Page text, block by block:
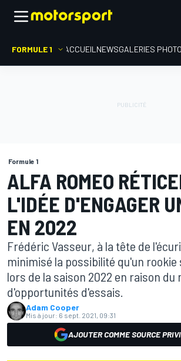
FORMULE 1 ACCUEIL NEWSGALERIES PHOTO
Formule 1
ALFA ROMEO
L'IDÉE D'ENGAGER
EN 2022
Frédéric Vasseur, à la tête de
minimisé la possibilité qu'un rookie
lors de la saison 2022 en raison du
d'opportunités d'essais.
Adam Cooper
Mis à jour: 6 sept. 2021, 09:31
AJOUTER COMME SOURCE